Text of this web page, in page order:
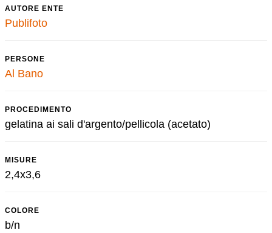
AUTORE ENTE
Publifoto
PERSONE
Al Bano
PROCEDIMENTO
gelatina ai sali d'argento/pellicola (acetato)
MISURE
2,4x3,6
COLORE
b/n